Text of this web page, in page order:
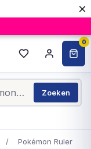
×
0
Zoeken
/
Pokémon Ruler